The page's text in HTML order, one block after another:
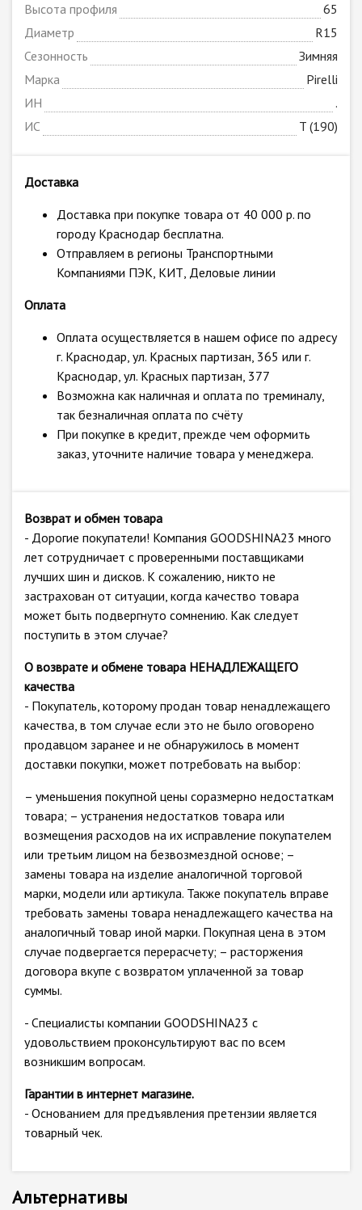
Высота профиля
65
Диаметр
R15
Сезонность
Зимняя
Марка
Pirelli
ИН
.
ИС
T (190)
Доставка
Доставка при покупке товара от 40 000 р. по
городу Краснодар бесплатна.
Отправляем в регионы Транспортными
Компаниями ПЭК, КИТ, Деловые линии
Оплата
Оплата осуществляется в нашем офисе по адресу
г. Краснодар, ул. Красных партизан, 365 или г.
Краснодар, ул. Красных партизан, 377
Возможна как наличная и оплата по треминалу,
так безналичная оплата по счёту
При покупке в кредит, прежде чем оформить
заказ, уточните наличие товара у менеджера.
Возврат и обмен товара
- Дорогие покупатели! Компания GOODSHINA23 много
лет сотрудничает с проверенными поставщиками
лучших шин и дисков. К сожалению, никто не
застрахован от ситуации, когда качество товара
может быть подвергнуто сомнению. Как следует
поступить в этом случае?
О возврате и обмене товара НЕНАДЛЕЖАЩЕГО
качества
- Покупатель, которому продан товар ненадлежащего
качества, в том случае если это не было оговорено
продавцом заранее и не обнаружилось в момент
доставки покупки, может потребовать на выбор:
– уменьшения покупной цены соразмерно недостаткам
товара; – устранения недостатков товара или
возмещения расходов на их исправление покупателем
или третьим лицом на безвозмездной основе; –
замены товара на изделие аналогичной торговой
марки, модели или артикула. Также покупатель вправе
требовать замены товара ненадлежащего качества на
аналогичный товар иной марки. Покупная цена в этом
случае подвергается перерасчету; – расторжения
договора вкупе с возвратом уплаченной за товар
суммы.
- Специалисты компании GOODSHINA23 с
удовольствием проконсультируют вас по всем
возникшим вопросам.
Гарантии в интернет магазине.
- Основанием для предъявления претензии является
товарный чек.
Альтернативы